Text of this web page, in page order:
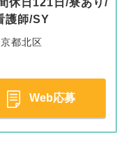
休日121日/寮あり/
護師/SY
都北区
Web応募